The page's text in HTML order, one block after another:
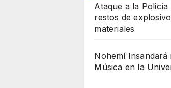
Ataque a la
restos de
materiales
Nohemí Insandará
Música en la